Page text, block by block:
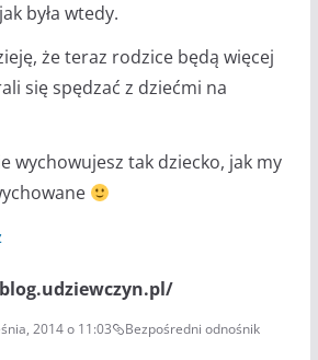
była wtedy.
że teraz rodzice będą więcej
się spędzać z dziećmi na
wychowujesz tak dziecko, jak my
2014 o 11:03 Bezpośredni odnośnik